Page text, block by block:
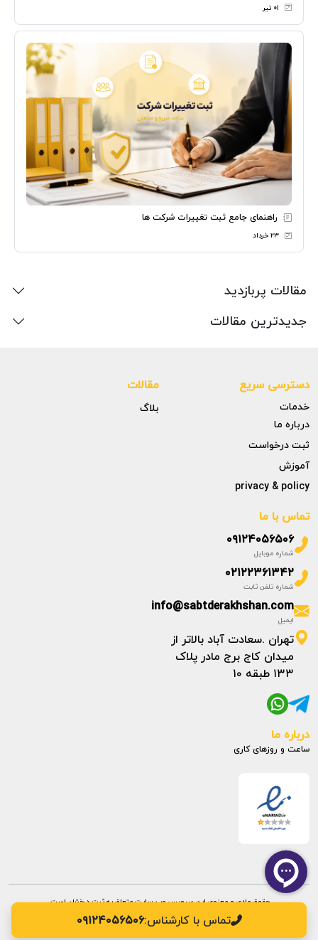
۰۱ تیر
راهنمای جامع ثبت تغییرات شرکت ها
۲۳ خرداد
مقالات پربازدید
جدیدترین مقالات
دسترسی سریع
خدمات
درباره ما
ثبت درخواست
آموزش
privacy & policy
مقالات
بلاگ
تماس با ما
۰۹۱۲۴۰۵۶۵۰۶
شماره موبایل
۰۲۱۲۲۳۶۱۳۴۲
شماره تلفن ثابت
info@sabtderakhshan.com
ایمیل
تهران .سعادت آباد بالاتر از
میدان کاج برج مادر پلاک
۱۳۳ طبقه ۱۰
درباره ما
ساعت و روزهای کاری
حقوق مادی و معنوی این سرویس وب سایت متعلق به ثبت درخشان است.
طراحی سایت:ره وبتماس با کارشناس:۰۹۱۲۴۰۵۶۵۰۶